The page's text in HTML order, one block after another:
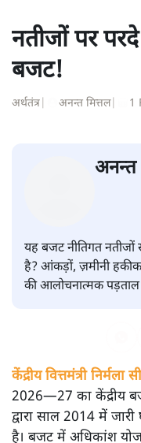
नतीजों पर
बजट!
अर्थतंत्र अनन्त मित्तल| 1
यह बजट नीतिगत नतीजों